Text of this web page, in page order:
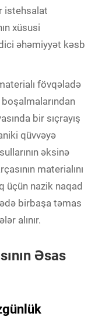
istehsalat
xüsusi
əhəmiyyət kəsb
fövqəladə
bir sıçrayış
qüvvəyə
əksinə
materialını
üçün nazik naqad
birbaşa təmas
alınır.
Əsas